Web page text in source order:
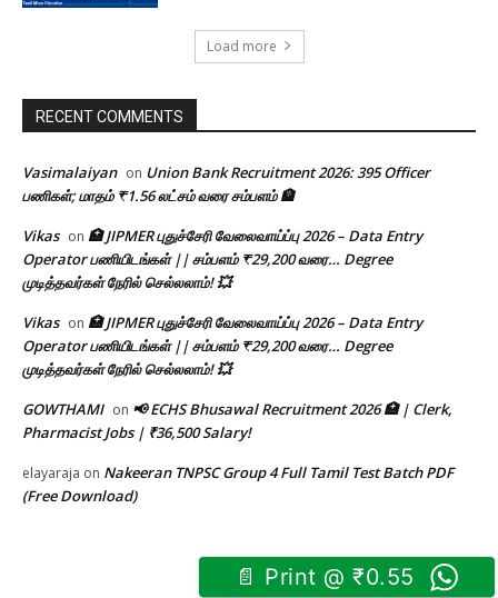
Load more
RECENT COMMENTS
Vasimalaiyan on Union Bank Recruitment 2026: 395 Officer
பணிகள்; மாதம் ₹1.56 லட்சம் வரை சம்பளம் 🏦
Vikas on 🏥 JIPMER புதுச்சேரி வேலைவாய்ப்பு 2026 – Data Entry
Operator பணியிடங்கள் || சம்பளம் ₹29,200 வரை… Degree
முடித்தவர்கள் நேரில் செல்லலாம்! 💥
Vikas on 🏥 JIPMER புதுச்சேரி வேலைவாய்ப்பு 2026 – Data Entry
Operator பணியிடங்கள் || சம்பளம் ₹29,200 வரை… Degree
முடித்தவர்கள் நேரில் செல்லலாம்! 💥
GOWTHAMI on 📢 ECHS Bhusawal Recruitment 2026 🏥 | Clerk,
Pharmacist Jobs | ₹36,500 Salary!
elayaraja on Nakeeran TNPSC Group 4 Full Tamil Test Batch PDF
(Free Download)
📄 Print @ ₹0.55